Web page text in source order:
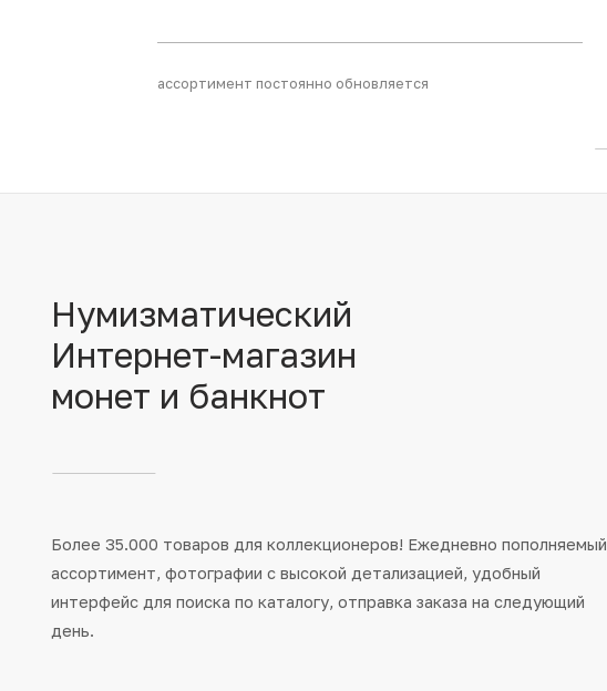
Иностранные монеты
Неофициальные выпуски монет (Unusual)
ассортимент постоянно обновляется
Нумизматический
Интернет-магазин
монет и банкнот
Более 35.000 товаров для коллекционеров! Ежедневно пополняемый
ассортимент, фотографии с высокой детализацией, удобный
интерфейс для поиска по каталогу, отправка заказа на следующий
день.